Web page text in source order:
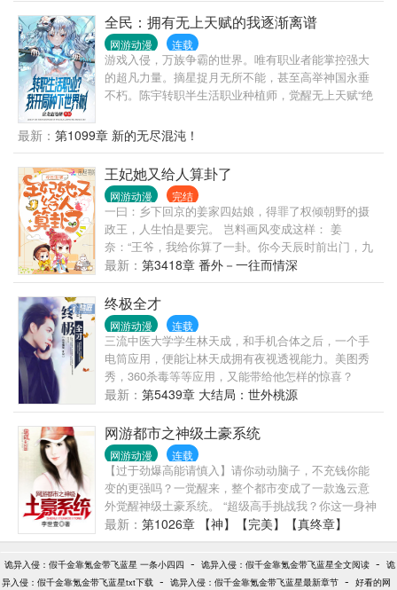
全民：拥有无上天赋的我逐渐离谱
网游动漫 连载
游戏入侵，万族争霸的世界。唯有职业者能掌控强大
的超凡力量。摘星捉月无所不能，甚至高举神国永垂
不朽。陈宇转职半生活职业种植师，觉醒无上天赋“绝
种植师的认知。炮灰加工厂？世界树上诞生的原初精
灵起步便是禁咒级魔法！加强版农民？黄中李和人参
果会让你明白什么叫立地成神！没有攻击技能？一手
混沌种青莲就能轻松毁灭一个大世界！直到纪元之
末，神魔之战在陈宇眼中也不过是小孩子的游戏罢
了，他只想默默耕耘他可爱的原初精灵们。
最新： 第1099章 新的无尽混沌！
王妃她又给人算卦了
网游动漫 完结
一曰：乡下回京的姜家四姑娘，得罪了权倾朝野的摄
政王，人生怕是要完。 岂料画风变成这样： 姜
奈：“王爷，我给你算了一卦。你今天辰时前出门，九
成九会遭雷劈。” 摄政王：……有何化解之法？ 姜
奈：来我阴阳斋购一神器，可避大祸。 暗卫：……这
不一锅盖么？属下觉得您似乎又被坑了。 本王翩然风
采岂是一锅盖可压？让你们看看，何谓头顶锅盖风轻
云淡。 二曰：四姑娘大字不识一个，半点文墨皆无，
写的文章怕是狗屁不通。 上京书院院长：四姑娘上知
天文下知地理，尤其对古姜国历史文化颇有研究，为
学术上作出极大贡献。 群众：怕说的不是同一个人
叭？这个院长八成是个托儿！ 三曰：四姑娘克母克兄
克叔婶姐妹，得送去庵里放养几年磨磨心气儿。 叔婶
姐妹：哭唧唧，求求乃们别造谣了。命苦哇，你们每
造谣一次，我们就集体倒霉一回。 数年后，姜奈牵着
小版摄政王逛街。 儿子好奇问：娘亲，为什么坊间尚
存一赌局，赌你在爹爹手里，活命不过三旬？ 姜奈一
脸心虚：这事要从一副山居图说起。 当年娘亲年少无
知，把你爹坑在一副画里，差点把他给活活饿死
啦…… 儿子：……您当时怎么想的呢？ 姜奈：就觉得
他怪可怜见的，饿得腰太细了……
最新： 第3418章 番外－一往而情深
终极全才
网游动漫 连载
三流中医大学学生林天成，和手机合体之后，一个手
电筒应用，便能让林天成拥有夜视透视能力。美图秀
秀，360杀毒等等应用，又能带给他怎样的惊喜？
最新： 第5439章 大结局：世外桃源
网游都市之神级土豪系统
网游动漫 连载
【过于劲爆高能请慎入】请你动动脑子，不充钱你能
变的更强吗？一觉醒来，整个都市变成了一款逸云意
外觉醒神级土豪系统。 “超级高手挑战我？你这一身神
装，在我眼里就是一卷厕纸的钱，我养的蚂蚁都比你
的战力高。” “只有装逼，才能让我变的更强！” “其他的
有钱人都是一开始花言巧语对女孩子哄骗一番，最终
目的就是为了上床，这种行为很不道德！我跟他们不
最新： 第1026章 【神】【完美】【真终章】
诡异入侵：假千金靠氪金带飞蓝星 一条小四四 - 诡异入侵：假千金靠氪金带飞蓝星全文阅读 - 诡
异入侵：假千金靠氪金带飞蓝星txt下载 - 诡异入侵：假千金靠氪金带飞蓝星最新章节 - 好看的网